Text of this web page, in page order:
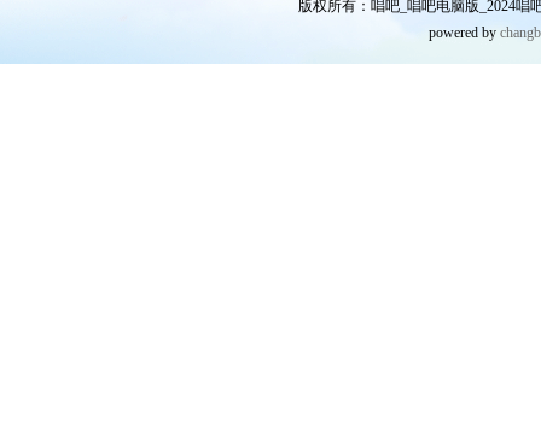
版权所有：唱吧_唱吧电脑版_2024唱
powered by